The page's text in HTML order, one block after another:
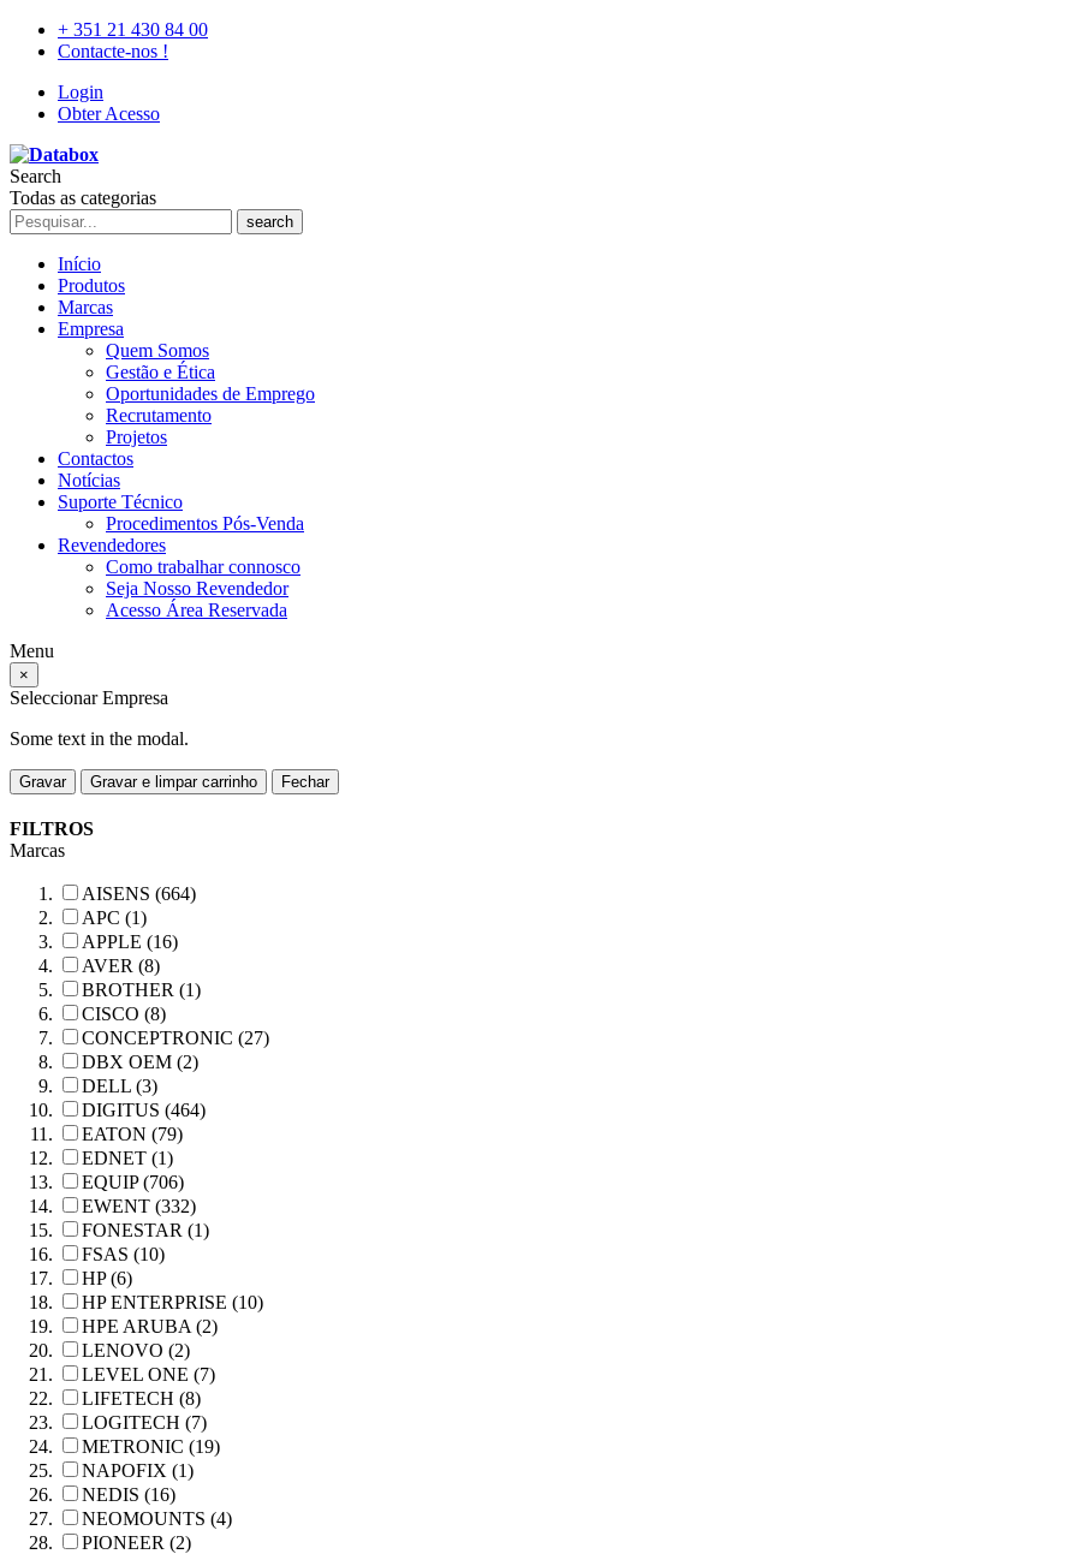
+ 351 21 430 84 00
Contacte-nos !
Login
Obter Acesso
Search
Todas as categorias
search
Início
Produtos
Marcas
Empresa
Quem Somos
Gestão e Ética
Oportunidades de Emprego
Recrutamento
Projetos
Contactos
Notícias
Suporte Técnico
Procedimentos Pós-Venda
Revendedores
Como trabalhar connosco
Seja Nosso Revendedor
Acesso Área Reservada
Menu
×
Seleccionar Empresa
Some text in the modal.
Gravar Gravar e limpar carrinho Fechar
FILTROS
Marcas
AISENS (664)
APC (1)
APPLE (16)
AVER (8)
BROTHER (1)
CISCO (8)
CONCEPTRONIC (27)
DBX OEM (2)
DELL (3)
DIGITUS (464)
EATON (79)
EDNET (1)
EQUIP (706)
EWENT (332)
FONESTAR (1)
FSAS (10)
HP (6)
HP ENTERPRISE (10)
HPE ARUBA (2)
LENOVO (2)
LEVEL ONE (7)
LIFETECH (8)
LOGITECH (7)
METRONIC (19)
NAPOFIX (1)
NEDIS (16)
NEOMOUNTS (4)
PIONEER (2)